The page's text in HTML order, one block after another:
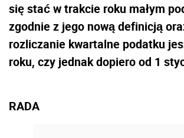
się stać w trakcie roku małym
zgodnie z jego nową definicją
rozliczanie kwartalne podatku
roku, czy jednak dopiero od 1
RADA